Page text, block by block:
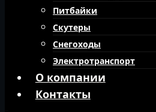
Питбайки
Скутеры
Снегоходы
Электротранспорт
О компании
Контакты